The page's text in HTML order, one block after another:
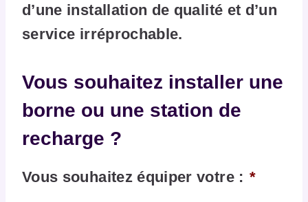
d’une installation de qualité et d’un
service irréprochable.
Vous souhaitez installer une
borne ou une station de
recharge ?
Vous souhaitez équiper votre : *